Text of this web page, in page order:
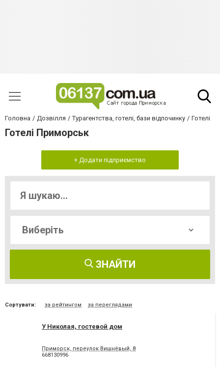
Головна Дозвілля Турагентства, готелі, бази відпочинку Готелі
Готелі Приморськ
+ Додати підприємство
ЗНАЙТИ
Сортувати: за рейтингом за переглядами
У Николая, гостевой дом
Приморск, переулок Вишнёвый, 8
668130996